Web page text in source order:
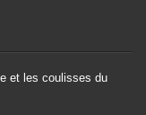
et les coulisses du